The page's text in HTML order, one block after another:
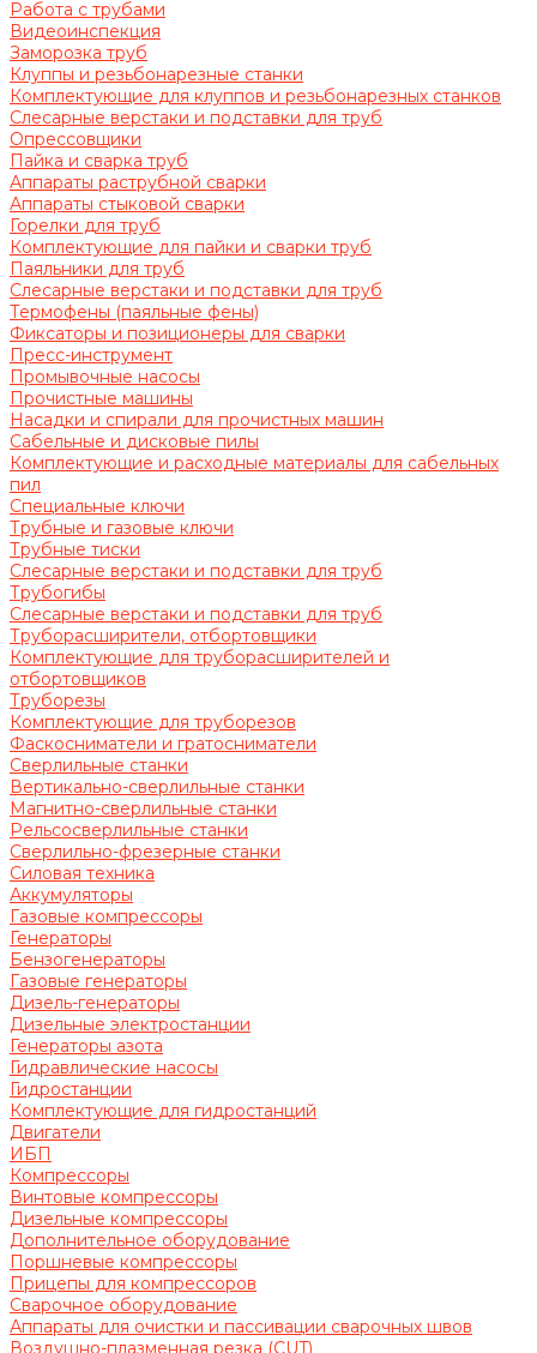
Работа с трубами
Видеоинспекция
Заморозка труб
Клуппы и резьбонарезные станки
Комплектующие для клуппов и резьбонарезных станков
Слесарные верстаки и подставки для труб
Опрессовщики
Пайка и сварка труб
Аппараты раструбной сварки
Аппараты стыковой сварки
Горелки для труб
Комплектующие для пайки и сварки труб
Паяльники для труб
Слесарные верстаки и подставки для труб
Термофены (паяльные фены)
Фиксаторы и позиционеры для сварки
Пресс-инструмент
Промывочные насосы
Прочистные машины
Насадки и спирали для прочистных машин
Сабельные и дисковые пилы
Комплектующие и расходные материалы для сабельных
пил
Специальные ключи
Трубные и газовые ключи
Трубные тиски
Слесарные верстаки и подставки для труб
Трубогибы
Слесарные верстаки и подставки для труб
Труборасширители, отбортовщики
Комплектующие для труборасширителей и
отбортовщиков
Труборезы
Комплектующие для труборезов
Фаскосниматели и гратосниматели
Сверлильные станки
Вертикально-сверлильные станки
Магнитно-сверлильные станки
Рельсосверлильные станки
Сверлильно-фрезерные станки
Силовая техника
Аккумуляторы
Газовые компрессоры
Генераторы
Бензогенераторы
Газовые генераторы
Дизель-генераторы
Дизельные электростанции
Генераторы азота
Гидравлические насосы
Гидростанции
Комплектующие для гидростанций
Двигатели
ИБП
Компрессоры
Винтовые компрессоры
Дизельные компрессоры
Дополнительное оборудование
Поршневые компрессоры
Прицепы для компрессоров
Сварочное оборудование
Аппараты для очистки и пассивации сварочных швов
Воздушно-плазменная резка (CUT)